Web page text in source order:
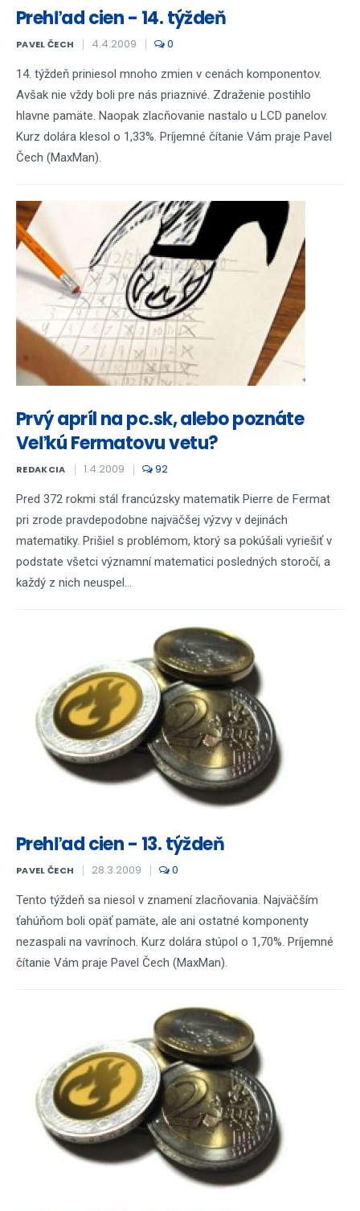
Prehľad cien - 14. týždeň
PAVEL ČECH 4.4.2009 0
14. týždeň priniesol mnoho zmien v cenách komponentov.
Avšak nie vždy boli pre nás priaznivé. Zdraženie postihlo
hlavne pamäte. Naopak zlacňovanie nastalo u LCD panelov.
Kurz dolára klesol o 1,33%. Príjemné čítanie Vám praje Pavel
Čech (MaxMan).
Prvý apríl na pc.sk, alebo poznáte
Veľkú Fermatovu vetu?
REDAKCIA 1.4.2009 92
Pred 372 rokmi stál francúzsky matematik Pierre de Fermat
pri zrode pravdepodobne najväčšej výzvy v dejinách
matematiky. Prišiel s problémom, ktorý sa pokúšali vyriešiť v
podstate všetci významní matematici posledných storočí, a
každý z nich neuspel...
Prehľad cien - 13. týždeň
PAVEL ČECH 28.3.2009 0
Tento týždeň sa niesol v znamení zlacňovania. Najväčším
ťahúňom boli opäť pamäte, ale ani ostatné komponenty
nezaspali na vavrínoch. Kurz dolára stúpol o 1,70%. Príjemné
čítanie Vám praje Pavel Čech (MaxMan).